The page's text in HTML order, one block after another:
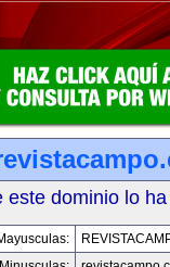
este dominio lo